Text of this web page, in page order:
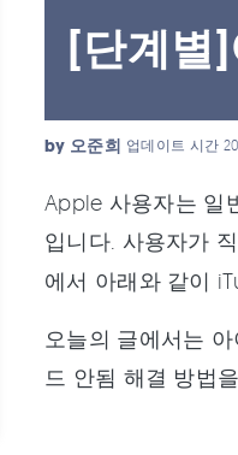
[단계별]
by 오준희 업데이트 시간
Apple 사용자는 일
입니다. 사용자가
에서 아래와 같이
오늘의 글에서는
드 안됨 해결 방법